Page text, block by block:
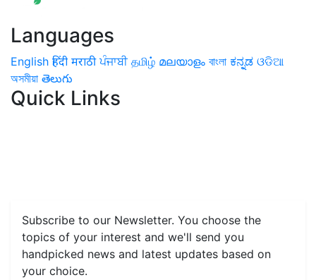
Languages
English हिंदी मराठी ਪੰਜਾਬੀ தமிழ் മലയാളം বাংলা ಕನ್ನಡ ଓଡିଆ
অসমীয়া తెలుగు
Quick Links
Subscribe to our Newsletter. You choose the
topics of your interest and we'll send you
handpicked news and latest updates based on
your choice.